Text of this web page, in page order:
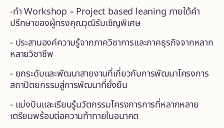
-ทำ Workshop – Project based leaning ภายใต้คำ
ปรึกษาของผู้ทรงคุณวุฒิรับเชิญพิเศษ
- ประสานองค์ความรู้จากภาควิชาการและภาคธุรกิจจากหลาก
หลายวิชาชีพ
- ยกระดับและพัฒนาสายงานที่เกี่ยวกับการพัฒนาโครงการ
สถาปัตยกรรมสู่การพัฒนาที่ยั่งยืน
- แบ่งปันและเรียนรู้นวัตกรรมโครงการการที่หลากหลาย
เตรียมพร้อมต่อความท้าทายในอนาคต